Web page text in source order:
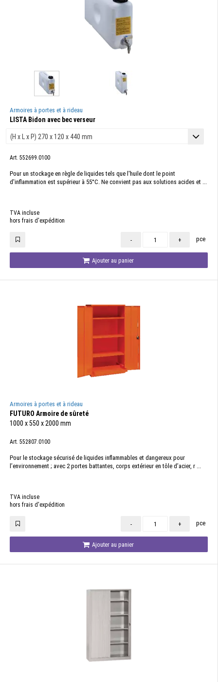
Armoires à portes et à rideau
LISTA Bidon avec bec verseur
Art. 552699.0100
Pour un stockage en règle de liquides tels que l'huile dont le point
d'inflammation est supérieur à 55°C. Ne convient pas aux solutions acides et ...
TVA incluse
hors frais d'expédition
- + pce
Ajouter au panier
Armoires à portes et à rideau
FUTURO Armoire de sûreté
1000 x 550 x 2000 mm
Art. 552807.0100
Pour le stockage sécurisé de liquides inflammables et dangereux pour
l’environnement ; avec 2 portes battantes, corps extérieur en tôle d’acier, r ...
TVA incluse
hors frais d'expédition
- + pce
Ajouter au panier